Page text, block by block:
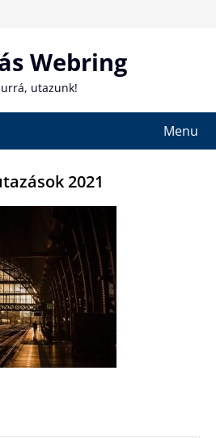
Webring
utazunk!
Menu
2021